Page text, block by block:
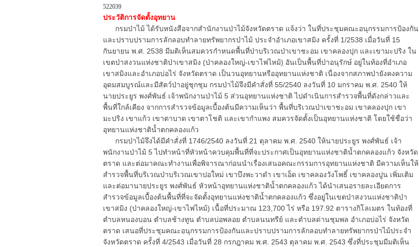
522039
ประวัติการจัดตั้งอุทยาน
กรมป่าไม้ ได้รับหนังสือจากสำนักงานป่าไม้จังหวัดตราด แจ้งว่า ในที่ประชุมคณะอนุกรรมการป้องกัน
และปราบปรามการลักลอบทำลายทรัพยากรป่าไม้ ประจำอำเภอเขาสมิง ครั้งที่ 1/2538 เมื่อวันที่ 15
กันยายน พ.ศ. 2538 มีมติเห็นสมควรกำหนดพื้นที่ป่าบริเวณป่าเขาชะอม เขาคลองปุก และเขามะปริง ใน
เขตป่าสงวนแห่งชาติป่าเขาสมิง (ป่าคลองใหญ่-เขาไฟไหม้) อันเป็นพื้นที่ป่าอนุรักษ์ อยู่ในท้องที่อำเภอ
เขาสมิงและอำเภอบ่อไร่ จังหวัดตราด เป็นวนอุทยานหรืออุทยานแห่งชาติ เนื่องจากสภาพป่ายังคงความ
อุดมสมบูรณ์และมีสัตว์ป่าอยู่ชุกชุม กรมป่าไม้จึงมีคำสั่งที่ 55/2540 ลงวันที่ 10 มกราคม พ.ศ. 2540 ให้
นายประยูร พงศ์พันธ์ เจ้าพนักงานป่าไม้ 5 ส่วนอุทยานแห่งชาติ ไปดำเนินการสำรวจพื้นที่ดังกล่าวและ
พื้นที่ใกล้เคียง จากการสำรวจข้อมูลเบื้องต้นมีความเห็นว่า พื้นที่บริเวณป่าเขาชะอม เขาคลองปุก เขา
มะปริง เขาแก้ว เขาตาบาด เขาตาโชติ และเขากำแพง สมควรจัดตั้งเป็นอุทยานแห่งชาติ โดยใช้ชื่อว่า
อุทยานแห่งชาติน้ำตกคลองแก้ว
กรมป่าไม้จึงได้มีคำสั่งที่ 1746/2540 ลงวันที่ 21 ตุลาคม พ.ศ. 2540 ให้นายประยูร พงศ์พันธ์ เจ้า
พนักงานป่าไม้ 5 ไปทำหน้าที่หัวหน้าควบคุมพื้นที่ที่จะประกาศเป็นอุทยานแห่งชาติน้ำตกคลองแก้ว จังหวัด
ตราด และต่อมาคณะทำงานเพื่อพิจารณาก่อนนำเรื่องเสนอคณะกรรมการอุทยานแห่งชาติ มีความเห็นให้
สำรวจพื้นที่บริเวณป่าบริเวณเขาปอใหม่ เขาบึงพะวาดำ เขาเอ็ด เขาคลองวังโพธิ์ เขาคลองปูน เพิ่มเติม
และต่อมานายประยูร พงศ์พันธ์ หัวหน้าอุทยานแห่งชาติน้ำตกคลองแก้ว ได้นำเสนอรายละเอียดการ
สำรวจข้อมูลเบื้องต้นพื้นที่ที่จะจัดตั้งอุทยานแห่งชาติน้ำตกคลองแก้ว ซึ่งอยู่ในเขตป่าสงวนแห่งชาติป่า
เขาสมิง (ป่าคลองใหญ่-เขาไฟไหม้) เนื้อที่ประมาณ 123,700 ไร่ หรือ 197.92 ตารางกิโลเมตร ในท้องที่
ตำบลหนองบอน ตำบลช้างทูน ตำบลบ่อพลอย ตำบลนนทรีย์ และตำบลด่านชุมพล อำเภอบ่อไร่ จังหวัด
ตราด เสนอที่ประชุมคณะอนุกรรมการป้องกันและปราบปรามการลักลอบทำลายทรัพยากรป่าไม้ประจำ
จังหวัดตราด ครั้งที่ 4/2543 เมื่อวันที่ 28 กรกฎาคม พ.ศ. 2543 ตุลาคม พ.ศ. 2543 ซึ่งที่ประชุมมีมติเห็น